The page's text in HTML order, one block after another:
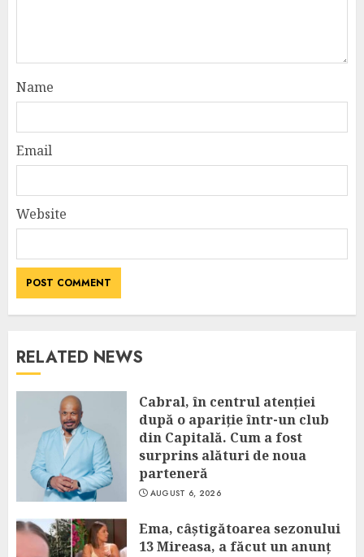
Name
Email
Website
RELATED NEWS
Cabral, în centrul atenției
după o apariție într-un club
din Capitală. Cum a fost
surprins alături de noua
parteneră
AUGUST 6, 2026
Ema, câștigătoarea sezonului
13 Mireasa, a făcut un anunț